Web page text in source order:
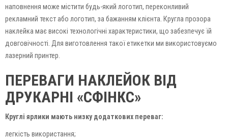
наповнення може містити будь-який логотип, переконливий
рекламний текст або логотип, за бажанням клієнта. Кругла прозора
наклейка має високі технологічні характеристики, що забезпечує їй
довговічності. Для виготовлення такої етикетки ми використовуємо
лазерний принтер.
ПЕРЕВАГИ НАКЛЕЙОК ВІД
ДРУКАРНІ «СФІНКС»
Круглі ярлики мають низку додаткових переваг:
легкість використання;